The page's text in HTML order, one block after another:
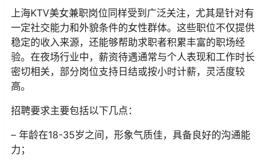
上海KTV美女兼职岗位同样受到广泛关注，尤其是针对有
一定社交能力和外貌条件的女性群体。这些职位不仅提供
稳定的收入来源，还能够帮助求职者积累丰富的职场经
验。在夜场行业中，薪资待遇通常与个人表现和工作时长
密切相关，部分岗位支持日结或按小时计薪，灵活度较
高。
招聘要求主要包括以下几点：
– 年龄在18-35岁之间，形象气质佳，具备良好的沟通能
力；